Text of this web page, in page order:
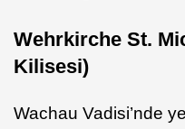
Wehrkirche St.
Kilisesi)
Wachau Vadisi’nde